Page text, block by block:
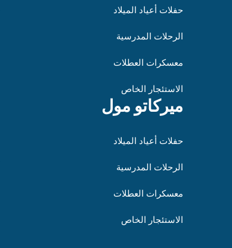
حفلات أعياد الميلاد
الرحلات المدرسية
معسكرات العطلات
الاستئجار الخاص
ميركاتو مول
حفلات أعياد الميلاد
الرحلات المدرسية
معسكرات العطلات
الاستئجار الخاص